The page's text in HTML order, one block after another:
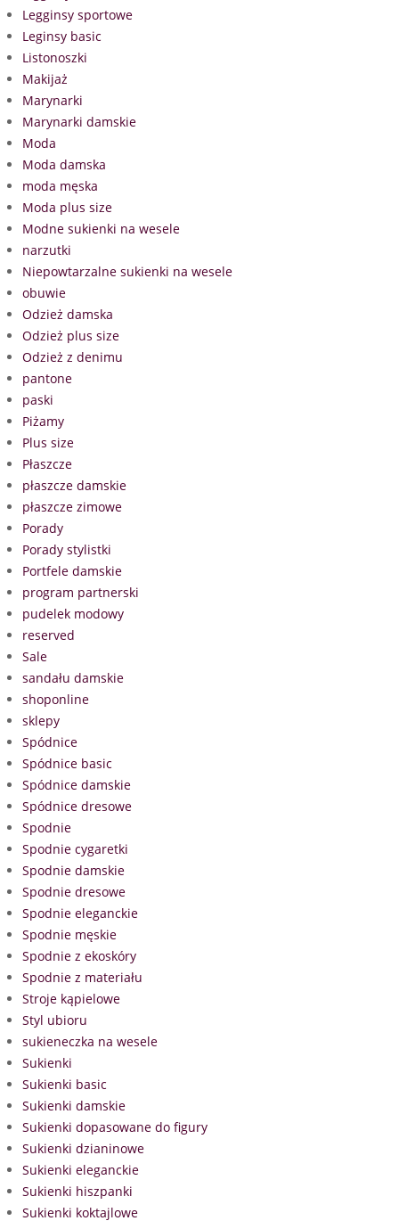
Legginsy sportowe
Leginsy basic
Listonoszki
Makijaż
Marynarki
Marynarki damskie
Moda
Moda damska
moda męska
Moda plus size
Modne sukienki na wesele
narzutki
Niepowtarzalne sukienki na wesele
obuwie
Odzież damska
Odzież plus size
Odzież z denimu
pantone
paski
Piżamy
Plus size
Płaszcze
płaszcze damskie
płaszcze zimowe
Porady
Porady stylistki
Portfele damskie
program partnerski
pudelek modowy
reserved
Sale
sandału damskie
shoponline
sklepy
Spódnice
Spódnice basic
Spódnice damskie
Spódnice dresowe
Spodnie
Spodnie cygaretki
Spodnie damskie
Spodnie dresowe
Spodnie eleganckie
Spodnie męskie
Spodnie z ekoskóry
Spodnie z materiału
Stroje kąpielowe
Styl ubioru
sukieneczka na wesele
Sukienki
Sukienki basic
Sukienki damskie
Sukienki dopasowane do figury
Sukienki dzianinowe
Sukienki eleganckie
Sukienki hiszpanki
Sukienki koktajlowe